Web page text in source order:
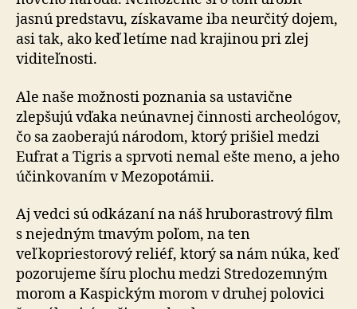
jasnú predstavu, získavame iba neurčitý dojem,
asi tak, ako keď letíme nad krajinou pri zlej
viditeľnosti.
Ale naše možnosti poznania sa ustavične
zlepšujú vďaka neúnavnej činnosti archeológov,
čo sa zaoberajú národom, ktorý prišiel medzi
Eufrat a Tigris a sprvoti nemal ešte meno, a jeho
účinkovaním v Mezopotámii.
Aj vedci sú odkázaní na náš hruborastrový film
s nejedným tmavým poľom, na ten
veľkopriestorový reliéf, ktorý sa nám núka, keď
pozorujeme šíru plochu medzi Stredozemným
morom a Kaspickým morom v druhej polovici